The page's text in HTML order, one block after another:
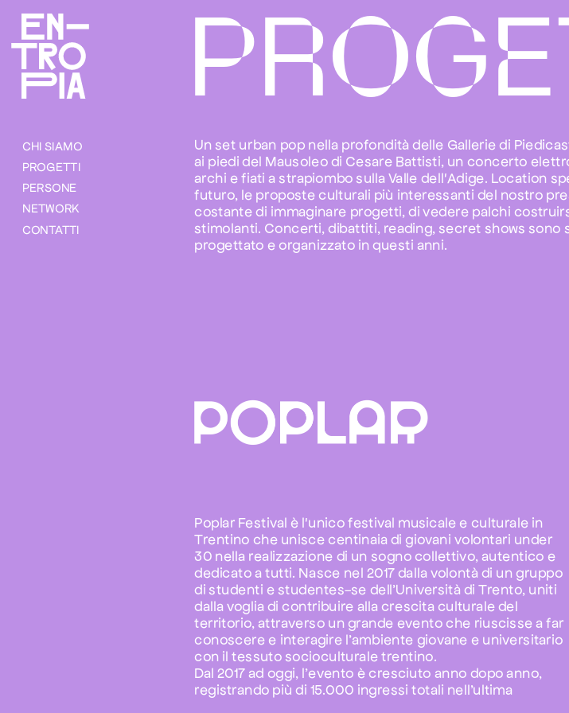
CHI SIAMO
PROGETTI
PERSONE
NETWORK
CONTATTI
Un set urban pop nella profondità delle Gallerie di
ai piedi del Mausoleo di Cesare Battisti, un concerto
archi e fiati a strapiombo sulla Valle dell'Adige. Location
futuro, le proposte culturali più interessanti del nostro
costante di immaginare progetti, di vedere palchi
stimolanti. Concerti, dibattiti, reading, secret shows sono
progettato e organizzato in questi anni.
Poplar Festival è l'unico festival musicale e culturale in
Trentino che unisce centinaia di giovani volontari under
30 nella realizzazione di un sogno collettivo, autentico e
dedicato a tutti. Nasce nel 2017 dalla volontà di un gruppo
di studenti e studentes-se dell’Università di Trento, uniti
dalla voglia di contribuire alla crescita culturale del
territorio, attraverso un grande evento che riuscisse a far
conoscere e interagire l’ambiente giovane e universitario
Dal 2017 ad oggi, l’evento è cresciuto anno dopo anno,
registrando più di 15.000 ingressi totali nell’ultima